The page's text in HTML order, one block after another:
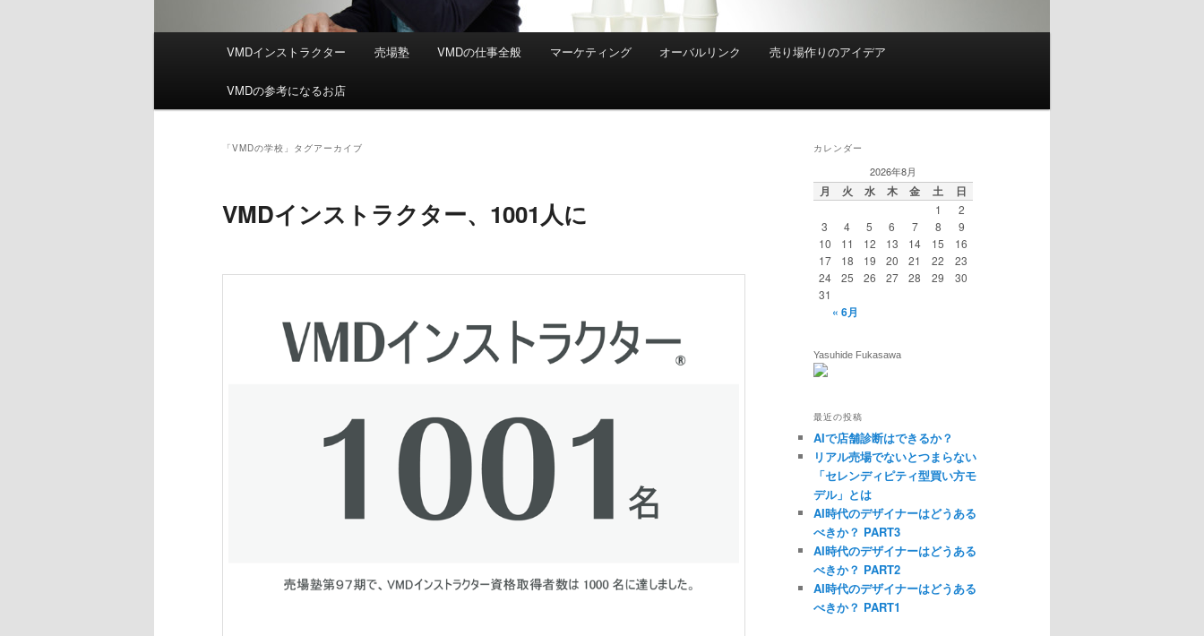
メ
VMDインストラクター 売場塾 VMDの仕事全般 マーケティング オーバルリンク 売り場作りのアイデア
VMDの参考になるお店
「VMDの学校 」タグアーカイブ
VMDインストラクター、1001人に
カレンダー
2026年8月
月 火 水 木 金 土 日
1
2
3
4 5 6 7 8
9
10
11 12 13 14 15
16
17
18 19 20 21 22
23
24
25 26 27 28 29
30
31
« 6月
Yasuhide Fukasawa
最近の投稿
AIで店舗診断はできるか？
リアル売場でないとつまらない
「セレンディピティ型買い方モ
デル」とは
AI時代のデザイナーはどうある
べきか？ PART3
AI時代のデザイナーはどうある
べきか？ PART2
AI時代のデザイナーはどうある
べきか？ PART1